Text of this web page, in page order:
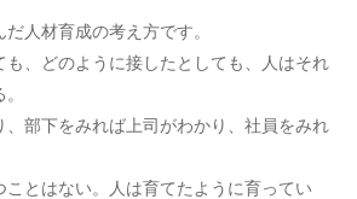
人材育成の考え方です。
も、どのように接したとしても、人はそれ
、部下をみれば上司がわかり、社員をみれ
ことはない。人は育てたように育ってい